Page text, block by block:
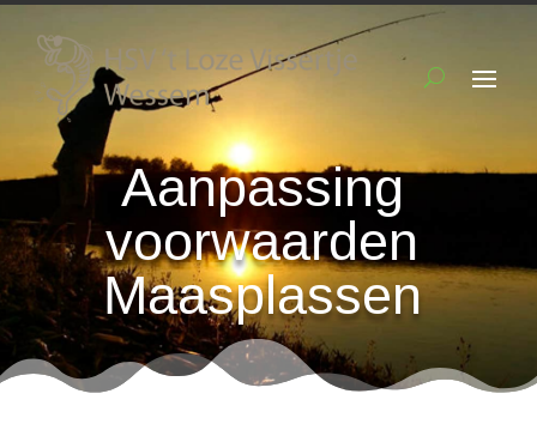
Aanpassing
voorwaarden
Maasplassen